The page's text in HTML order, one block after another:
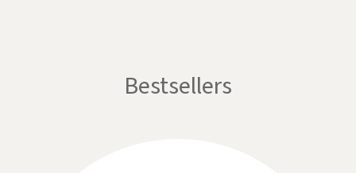
Bestsellers